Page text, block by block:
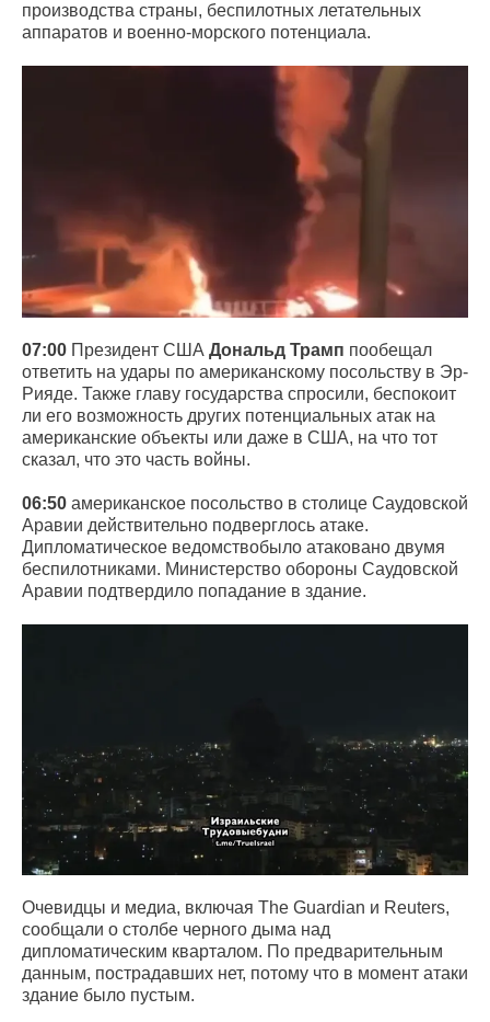
производства страны, беспилотных летательных
аппаратов и военно-морского потенциала.
07:00 Президент США Дональд Трамп пообещал
ответить на удары по американскому посольству в Эр-
Рияде. Также главу государства спросили, беспокоит
ли его возможность других потенциальных атак на
американские объекты или даже в США, на что тот
сказал, что это часть войны.
06:50 американское посольство в столице Саудовской
Аравии действительно подверглось атаке.
Дипломатическое ведомствобыло атаковано двумя
беспилотниками. Министерство обороны Саудовской
Аравии подтвердило попадание в здание.
Очевидцы и медиа, включая The Guardian и Reuters,
сообщали о столбе черного дыма над
дипломатическим кварталом. По предварительным
данным, пострадавших нет, потому что в момент атаки
здание было пустым.